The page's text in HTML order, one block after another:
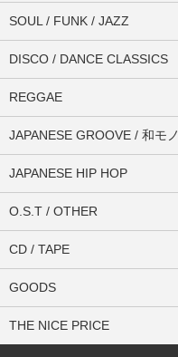
SOUL / FUNK / JAZZ
DISCO / DANCE CLASSICS
REGGAE
JAPANESE GROOVE / 和モノ
JAPANESE HIP HOP
O.S.T / OTHER
CD / TAPE
GOODS
THE NICE PRICE